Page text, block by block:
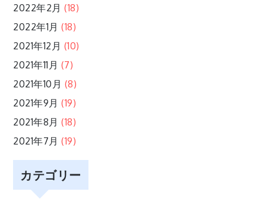
2022年2月 (18)
2022年1月 (18)
2021年12月 (10)
2021年11月 (7)
2021年10月 (8)
2021年9月 (19)
2021年8月 (18)
2021年7月 (19)
カテゴリー